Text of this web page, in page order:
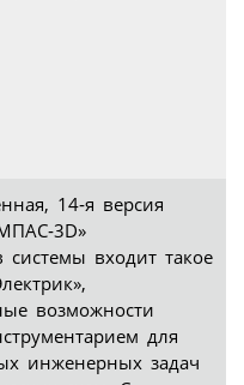
14‑я версия
входит такое
возможности
для
инженерных задач